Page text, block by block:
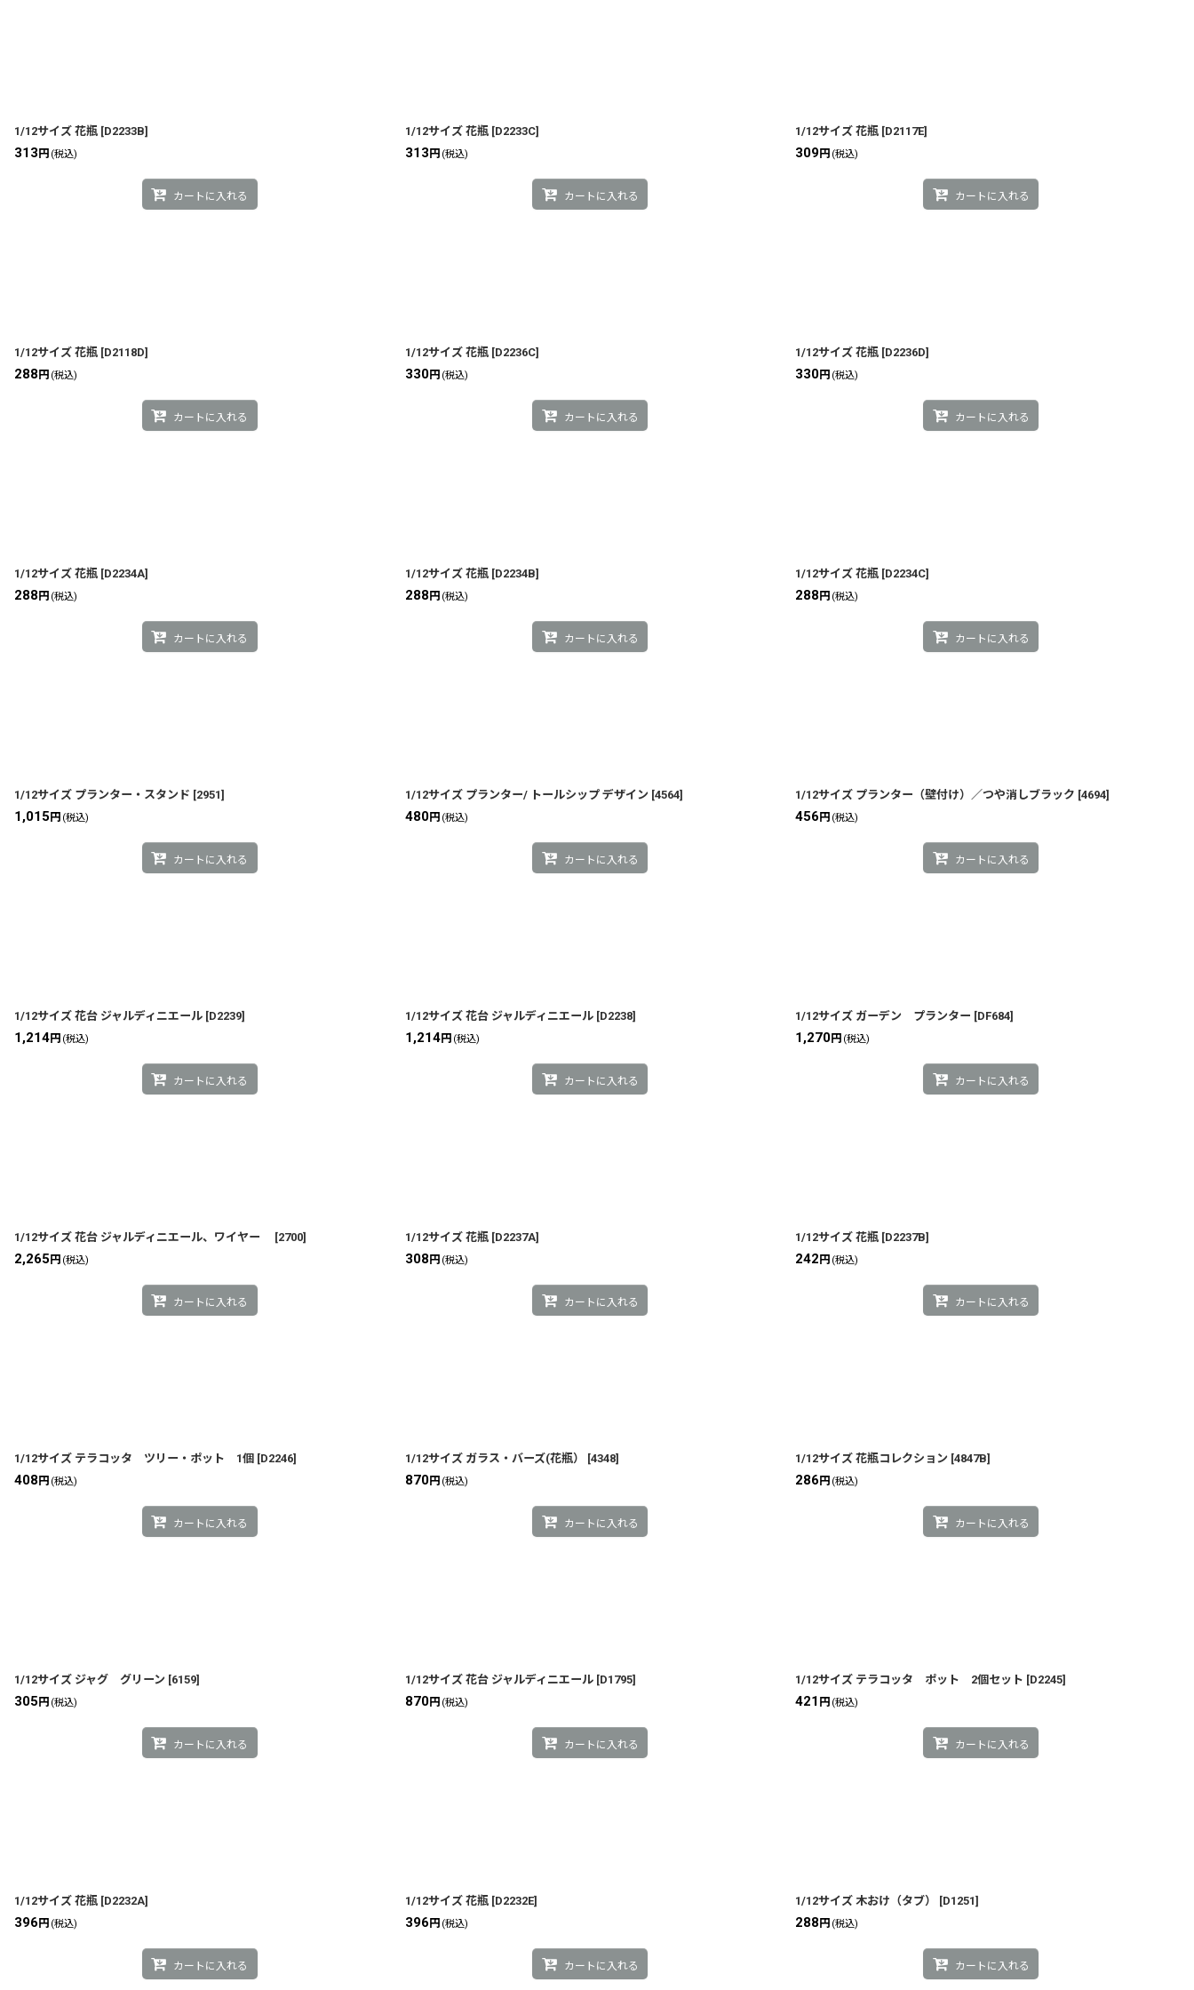
1/12サイズ 花瓶 [D2233B]
313 円 (税込)
カートに入れる
1/12サイズ 花瓶 [D2233C]
313 円 (税込)
カートに入れる
1/12サイズ 花瓶 [D2117E]
309円 (税込)
カートに入れる
1/12サイズ 花瓶 [D2118D]
288 円 (税込)
カートに入れる
1/12サイズ 花瓶 [D2236C]
330円 (税込)
カートに入れる
1/12サイズ 花瓶 [D2236D]
330円 (税込)
カートに入れる
1/12サイズ 花瓶 [D2234A]
288 円 (税込)
カートに入れる
1/12サイズ 花瓶 [D2234B]
288 円 (税込)
カートに入れる
1/12サイズ 花瓶 [D2234C]
288 円 (税込)
カートに入れる
1/12サイズ プランター・スタンド [2951]
1,015 円 (税込)
カートに入れる
1/12サイズ プランター/ トールシップ デザイン [4564]
480円 (税込)
カートに入れる
1/12サイズ プランター（壁付け）／つや消しブラック [4694]
456 円 (税込)
カートに入れる
1/12サイズ 花台 ジャルディニエール [D2239]
1,214円 (税込)
カートに入れる
1/12サイズ 花台 ジャルディニエール [D2238]
1,214円 (税込)
カートに入れる
1/12サイズ ガーデン プランター [DF684]
1,270円 (税込)
カートに入れる
1/12サイズ 花台 ジャルディニエール、ワイヤー [2700]
2,265 円 (税込)
カートに入れる
1/12サイズ 花瓶 [D2237A]
308 円 (税込)
カートに入れる
1/12サイズ 花瓶 [D2237B]
242 円 (税込)
カートに入れる
1/12サイズ テラコッタ ツリー・ポット 1個 [D2246]
408 円 (税込)
カートに入れる
1/12サイズ ガラス・バーズ(花瓶） [4348]
870円 (税込)
カートに入れる
1/12サイズ 花瓶コレクション [4847B]
286 円 (税込)
カートに入れる
1/12サイズ ジャグ グリーン [6159]
305 円 (税込)
カートに入れる
1/12サイズ 花台 ジャルディニエール [D1795]
870円 (税込)
カートに入れる
1/12サイズ テラコッタ ポット 2個セット [D2245]
421 円 (税込)
カートに入れる
1/12サイズ 花瓶 [D2232A]
396 円 (税込)
カートに入れる
1/12サイズ 花瓶 [D2232E]
396 円 (税込)
カートに入れる
1/12サイズ 木おけ（タブ） [D1251]
288 円 (税込)
カートに入れる